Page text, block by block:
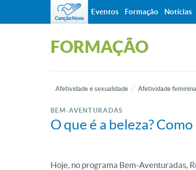
FORMAÇÃO
Afetividade e sexualidade Afetividade feminina
BEM-AVENTURADAS
O que é a beleza?
Hoje, no programa Bem-Aventuradas,
Eventos Formação Notícias